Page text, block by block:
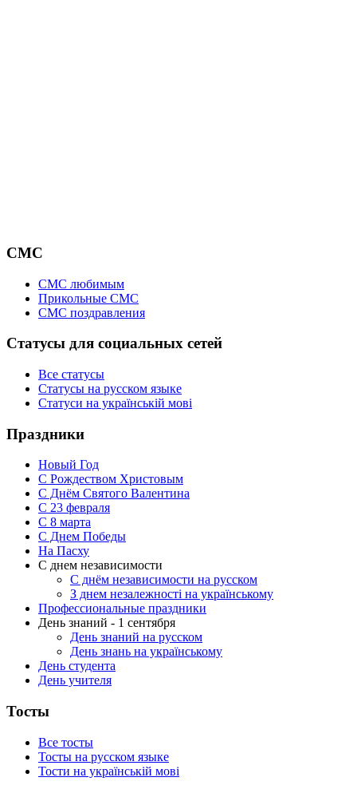
СМС
СМС любимым
Прикольные СМС
СМС поздравления
Статусы для социальных сетей
Все статусы
Статусы на русском языке
Статуси на українській мові
Праздники
Новый Год
С Рождеством Христовым
С Днём Святого Валентина
С 23 февраля
C 8 марта
С Днем Победы
На Пасху
С днем независимости
С днём независимости на русском
З днем незалежності на українському
Профессиональные праздники
День знаний - 1 сентября
День знаний на русском
День знань на українському
День студента
День учителя
Тосты
Все тосты
Тосты на русском языке
Тости на українській мові